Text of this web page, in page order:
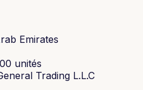
Emirates
unités
Trading L.L.C